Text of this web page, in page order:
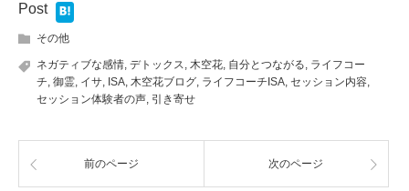
Post
その他
ネガティブな感情, デトックス, 木空花, 自分とつながる, ライフコー
チ, 御霊, イサ, ISA, 木空花ブログ, ライフコーチISA, セッション内容,
セッション体験者の声, 引き寄せ
前のページ 次のページ